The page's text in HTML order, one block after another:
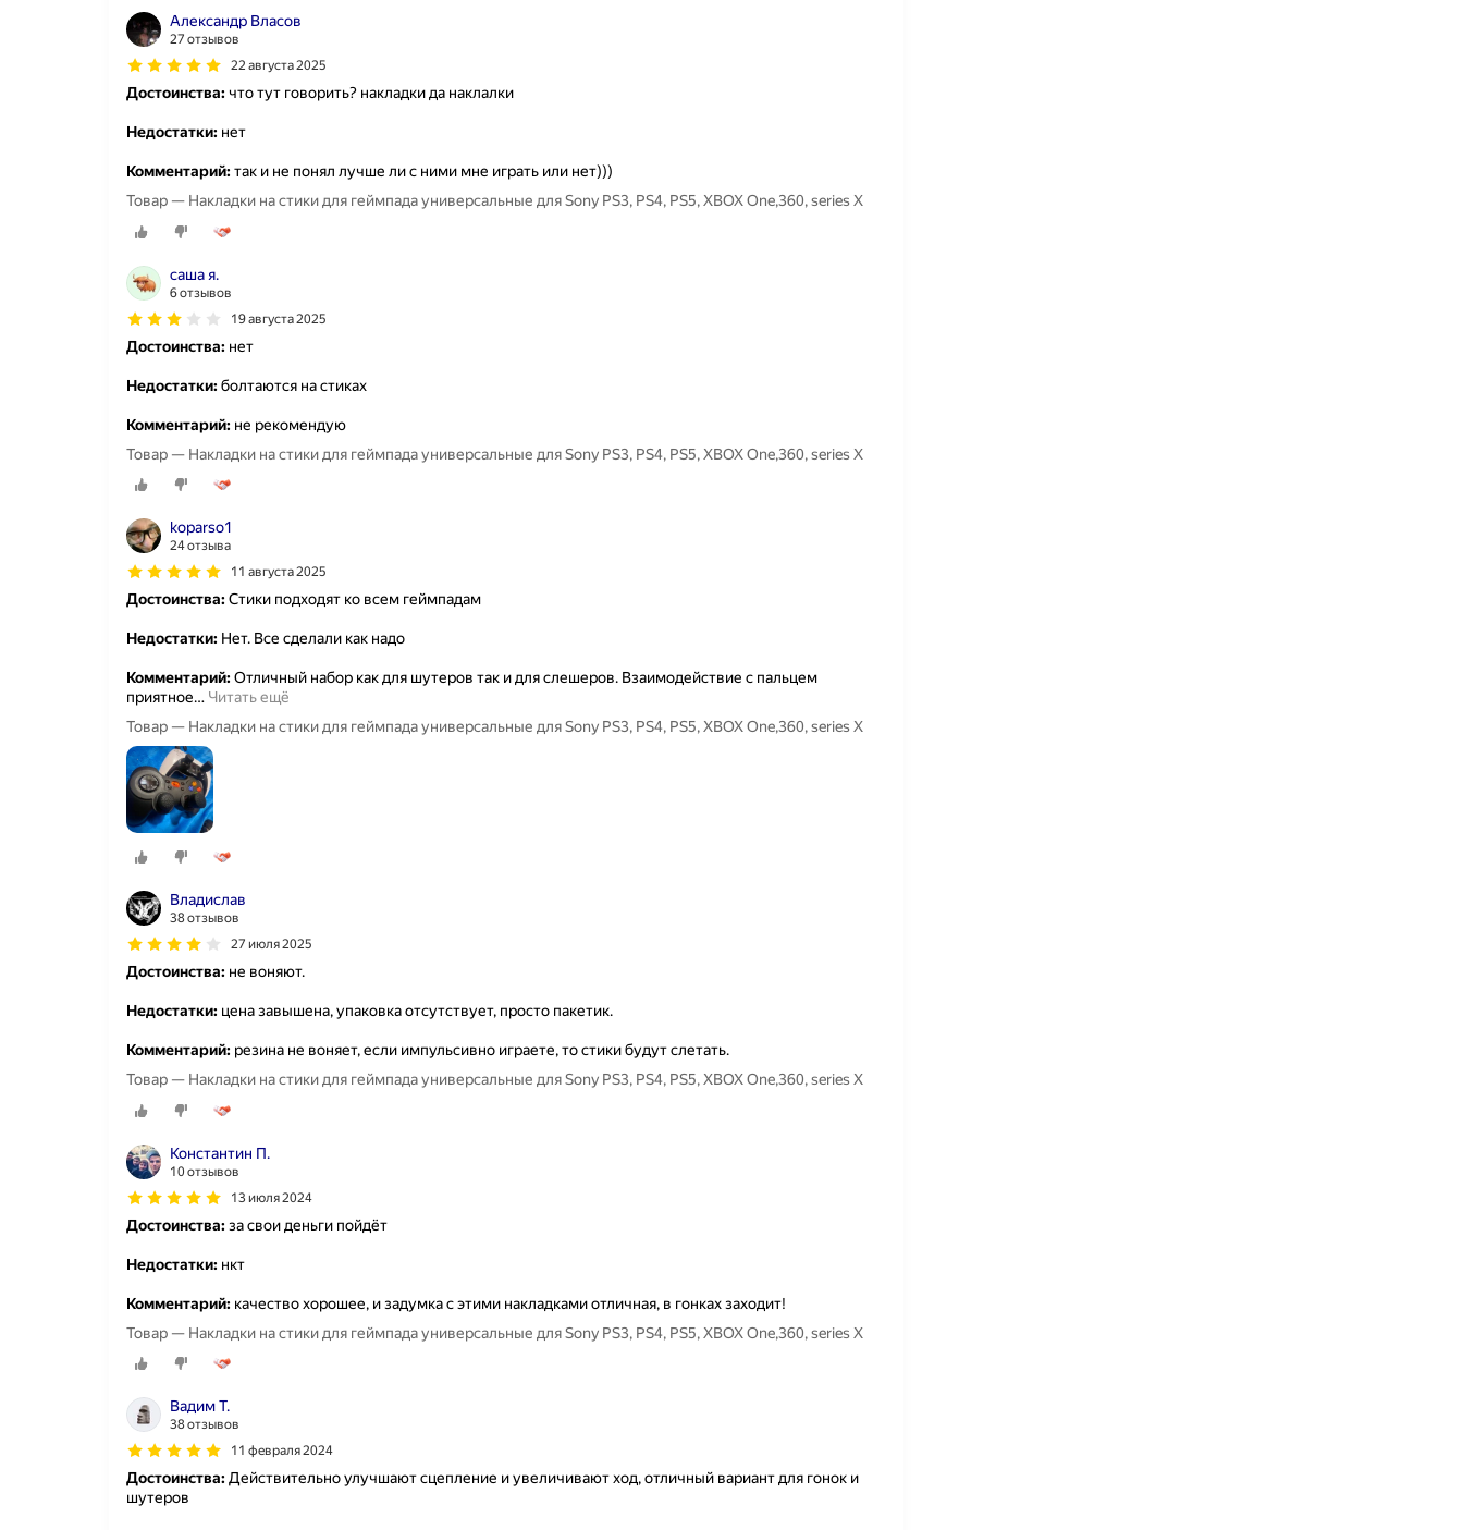
Александр Власов
27 отзывов
22 августа 2025
Достоинства:что тут говорить? накладки да наклалки
Недостатки: нет
Комментарий:так и не понял лучше ли с ними мне играть или нет)))
Товар — Накладки на стики для геймпада универсальные для Sony PS3, PS4, PS5, XBOX One,360, series X
саша я.
6 отзывов
19 августа 2025
Достоинства: нет
Недостатки:болтаются на стиках
Комментарий: не рекомендую
Товар — Накладки на стики для геймпада универсальные для Sony PS3, PS4, PS5, XBOX One,360, series X
koparso1
24 отзыва
11 августа 2025
Достоинства:Стики подходят ко всем геймпадам
Недостатки: Нет. Все сделали как надо
Комментарий:Отличный набор как для шутеров так и для слешеров. Взаимодействие с пальцем
приятное… Читать ещё
Товар — Накладки на стики для геймпада универсальные для Sony PS3, PS4, PS5, XBOX One,360, series X
Владислав
38 отзывов
27 июля 2025
Достоинства: не воняют.
Недостатки: цена завышена, упаковка отсутствует, просто пакетик.
Комментарий: резина не воняет, если импульсивно играете, то стики будут слетать.
Товар — Накладки на стики для геймпада универсальные для Sony PS3, PS4, PS5, XBOX One,360, series X
Константин П.
10 отзывов
13 июля 2024
Достоинства:за свои деньги пойдёт
Недостатки: нкт
Комментарий: качество хорошее, и задумка с этими накладками отличная, в гонках заходит!
Товар — Накладки на стики для геймпада универсальные для Sony PS3, PS4, PS5, XBOX One,360, series X
Вадим Т.
38 отзывов
11 февраля 2024
Достоинства:Действительно улучшают сцепление и увеличивают ход, отличный вариант для гонок и
шутеров